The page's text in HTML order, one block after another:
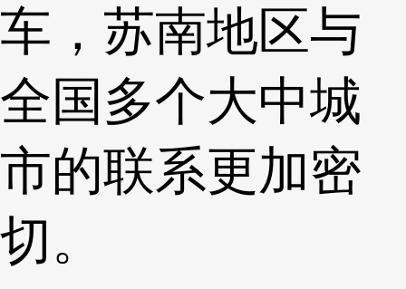
车，苏南地区与
全国多个大中城
市的联系更加密
切。